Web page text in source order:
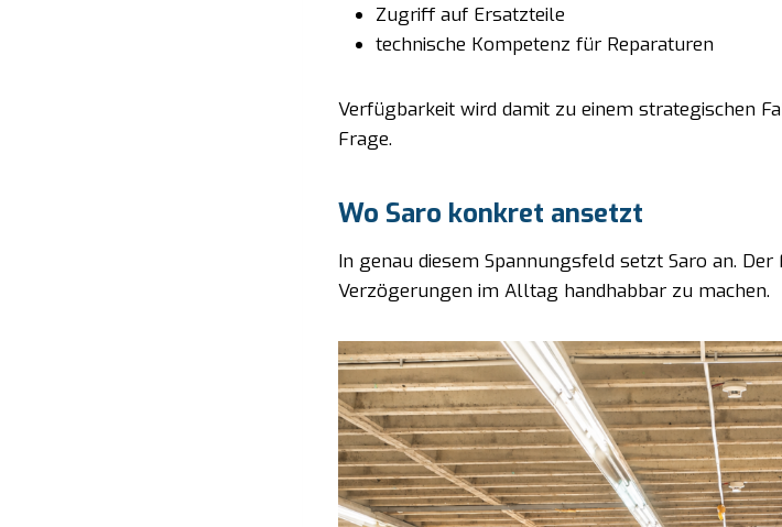
Zugriff auf Ersatzteile
technische Kompetenz für Reparaturen
Verfügbarkeit wird damit zu einem strategischen
Frage.
Wo Saro konkret ansetzt
In genau diesem Spannungsfeld setzt Saro an.
Verzögerungen im Alltag handhabbar zu machen.